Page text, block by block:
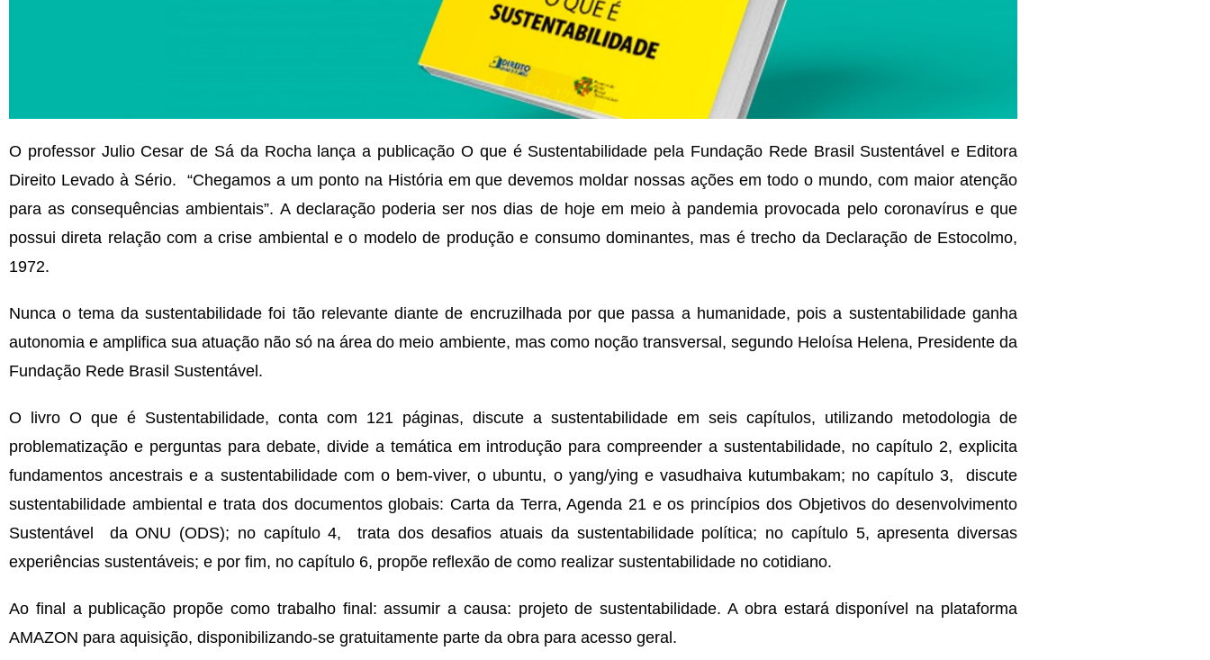
O professor Julio Cesar de Sá da Rocha lança a publicação O que é Sustentabilidade pela Fundação Rede Brasil Sustentável e Editora
Direito Levado à Sério. “Chegamos a um ponto na História em que devemos moldar nossas ações em todo o mundo, com maior atenção
para as consequências ambientais”. A declaração poderia ser nos dias de hoje em meio à pandemia provocada pelo coronavírus e que
possui direta relação com a crise ambiental e o modelo de produção e consumo dominantes, mas é trecho da Declaração de Estocolmo,
1972.
Nunca o tema da sustentabilidade foi tão relevante diante de encruzilhada por que passa a humanidade, pois a sustentabilidade ganha
autonomia e amplifica sua atuação não só na área do meio ambiente, mas como noção transversal, segundo Heloísa Helena, Presidente da
Fundação Rede Brasil Sustentável.
O livro O que é Sustentabilidade, conta com 121 páginas, discute a sustentabilidade em seis capítulos, utilizando metodologia de
problematização e perguntas para debate, divide a temática em introdução para compreender a sustentabilidade, no capítulo 2, explicita
fundamentos ancestrais e a sustentabilidade com o bem-viver, o ubuntu, o yang/ying e vasudhaiva kutumbakam; no capítulo 3, discute
sustentabilidade ambiental e trata dos documentos globais: Carta da Terra, Agenda 21 e os princípios dos Objetivos do desenvolvimento
Sustentável da ONU (ODS); no capítulo 4, trata dos desafios atuais da sustentabilidade política; no capítulo 5, apresenta diversas
experiências sustentáveis; e por fim, no capítulo 6, propõe reflexão de como realizar sustentabilidade no cotidiano.
Ao final a publicação propõe como trabalho final: assumir a causa: projeto de sustentabilidade. A obra estará disponível na plataforma
AMAZON para aquisição, disponibilizando-se gratuitamente parte da obra para acesso geral.